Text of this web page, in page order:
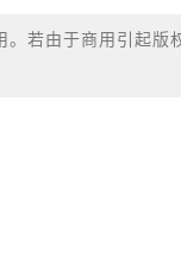
。若由于商用引起版